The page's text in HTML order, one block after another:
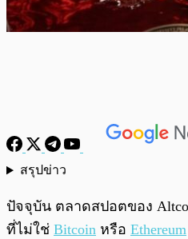
สรุปข่าว
ปัจจุบัน ตลาดสปอตของ
ที่ไม่ใช่ Bitcoin หรือ Ethereum